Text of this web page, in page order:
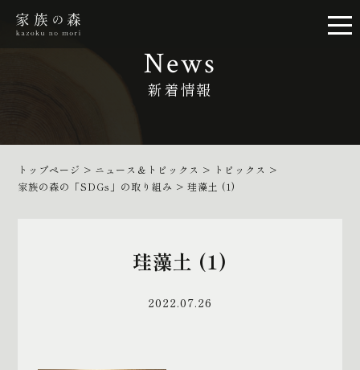
News
新着情報
トップページ > ニュース＆トピックス > トピックス >
家族の森の「SDGs」の取り組み >珪藻土 (1)
珪藻土 (1)
2022.07.26